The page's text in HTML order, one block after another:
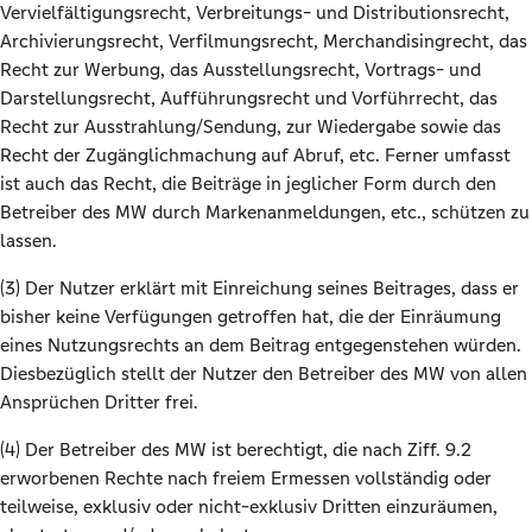
Vervielfältigungsrecht, Verbreitungs- und Distributionsrecht,
Archivierungsrecht, Verfilmungsrecht, Merchandisingrecht, das
Recht zur Werbung, das Ausstellungsrecht, Vortrags- und
Darstellungsrecht, Aufführungsrecht und Vorführrecht, das
Recht zur Ausstrahlung/Sendung, zur Wiedergabe sowie das
Recht der Zugänglichmachung auf Abruf, etc. Ferner umfasst
ist auch das Recht, die Beiträge in jeglicher Form durch den
Betreiber des MW durch Markenanmeldungen, etc., schützen zu
lassen.
(3) Der Nutzer erklärt mit Einreichung seines Beitrages, dass er
bisher keine Verfügungen getroffen hat, die der Einräumung
eines Nutzungsrechts an dem Beitrag entgegenstehen würden.
Diesbezüglich stellt der Nutzer den Betreiber des MW von allen
Ansprüchen Dritter frei.
(4) Der Betreiber des MW ist berechtigt, die nach Ziff. 9.2
erworbenen Rechte nach freiem Ermessen vollständig oder
teilweise, exklusiv oder nicht-exklusiv Dritten einzuräumen,